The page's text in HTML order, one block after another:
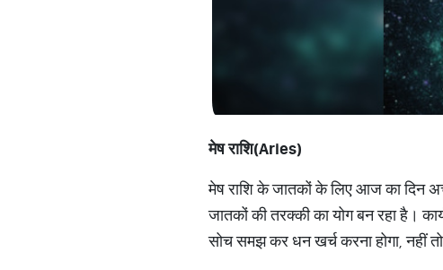
मेष राशि(Aries)
मेष राशि के जातकों के लिए आज का दिन
जातकों की तरक्की का योग बन रहा है।
सोच समझ कर धन खर्च करना होगा, नहीं